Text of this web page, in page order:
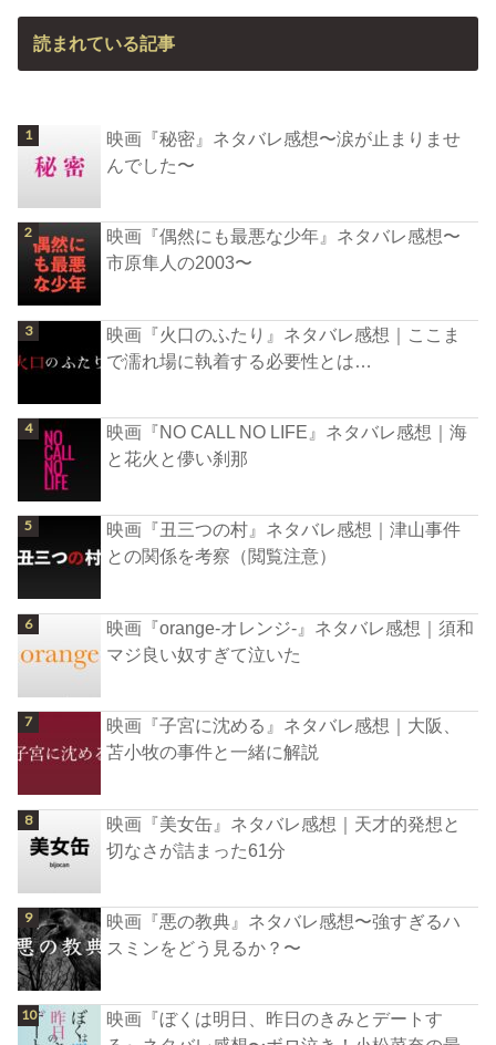
読まれている記事
映画『秘密』ネタバレ感想〜涙が止まりませ
んでした〜
映画『偶然にも最悪な少年』ネタバレ感想〜
市原隼人の2003〜
映画『火口のふたり』ネタバレ感想｜ここま
で濡れ場に執着する必要性とは…
映画『NO CALL NO LIFE』ネタバレ感想｜海
と花火と儚い刹那
映画『丑三つの村』ネタバレ感想｜津山事件
との関係を考察（閲覧注意）
映画『orange-オレンジ-』ネタバレ感想｜須和
マジ良い奴すぎて泣いた
映画『子宮に沈める』ネタバレ感想｜大阪、
苫小牧の事件と一緒に解説
映画『美女缶』ネタバレ感想｜天才的発想と
切なさが詰まった61分
映画『悪の教典』ネタバレ感想〜強すぎるハ
スミンをどう見るか？〜
映画『ぼくは明日、昨日のきみとデートす